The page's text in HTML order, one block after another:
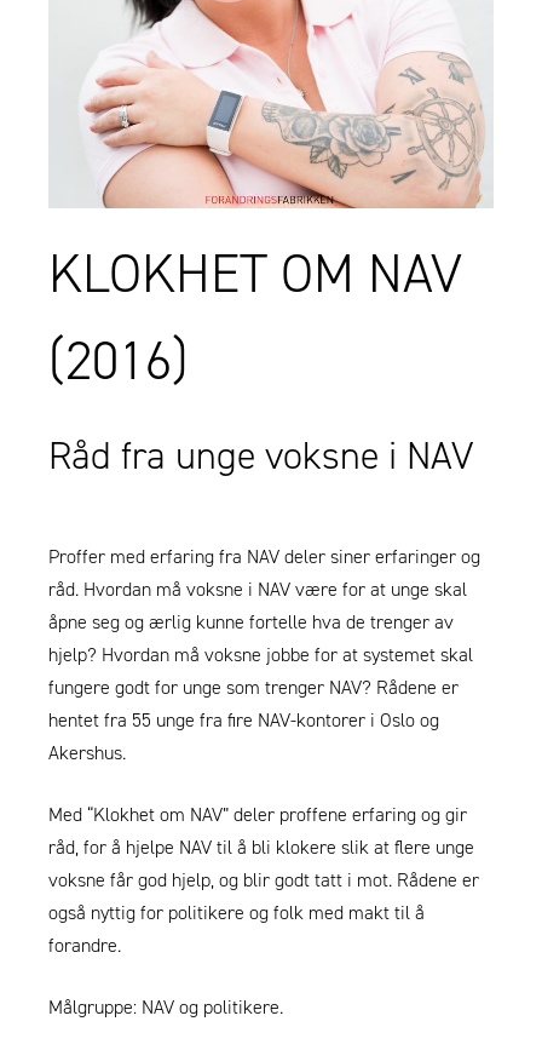
KLOKHET OM NAV
(2016)
Råd fra unge voksne i NAV
Proffer med erfaring fra NAV deler siner erfaringer og
råd. Hvordan må voksne i NAV være for at unge skal
åpne seg og ærlig kunne fortelle hva de trenger av
hjelp? Hvordan må voksne jobbe for at systemet skal
fungere godt for unge som trenger NAV? Rådene er
hentet fra 55 unge fra fire NAV-kontorer i Oslo og
Akershus.
Med “Klokhet om NAV” deler proffene erfaring og gir
råd, for å hjelpe NAV til å bli klokere slik at flere unge
voksne får god hjelp, og blir godt tatt i mot. Rådene er
også nyttig for politikere og folk med makt til å
forandre.
Målgruppe: NAV og politikere.